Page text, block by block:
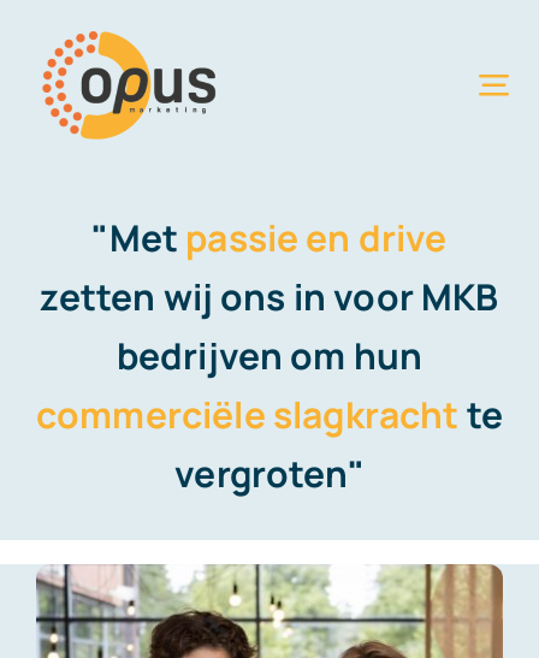
naar
inhoud
Diensten
Over
"Met passie en drive
zetten wij ons in voor MKB
bedrijven om hun
commerciële slagkrachtte
vergroten"